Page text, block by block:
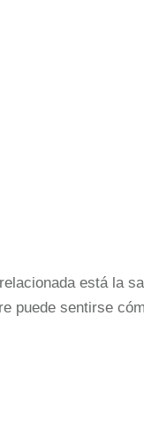
está la
puede sentirse